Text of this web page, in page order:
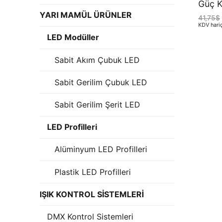
LEDLineGüç
41,75$
KDV
YARI MAMÜL ÜRÜNLER
LED Modüller
Sabit Akım Çubuk LED
Sabit Gerilim Çubuk LED
Sabit Gerilim Şerit LED
LED Profilleri
Alüminyum LED Profilleri
Plastik LED Profilleri
IŞIK KONTROL SİSTEMLERİ
DMX Kontrol Sistemleri